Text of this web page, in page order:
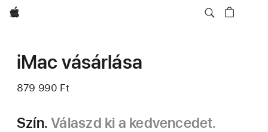
Apple
iMac vásárlása
879 990 Ft
Szín. Válaszd ki a kedvencedet.